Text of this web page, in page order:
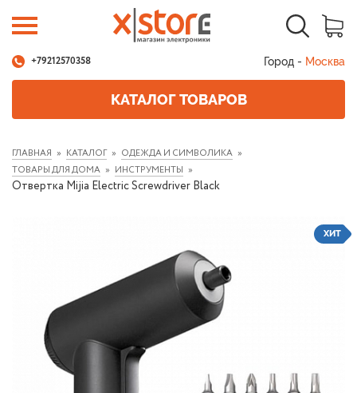
+79212570358 Город - Москва
КАТАЛОГ ТОВАРОВ
ГЛАВНАЯ КАТАЛОГ
ОДЕЖДА И СИМВОЛИКА
ТОВАРЫ ДЛЯ ДОМА
ИНСТРУМЕНТЫ
Отвертка Mijia Electric Screwdriver Black
ХИТ